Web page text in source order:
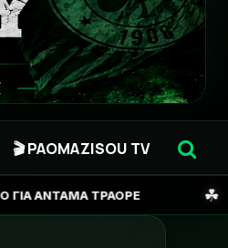
🎬 PAOMAZISOU TV
☘ ΠΑΝΑΘΗΝΑΪΚΟΣ: Η